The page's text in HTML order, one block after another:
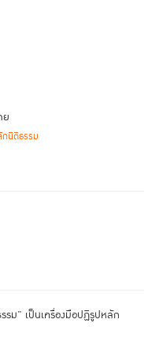
ย
นิติธรรม
ม” เป็นเครื่องมือปฏิรูปหลัก